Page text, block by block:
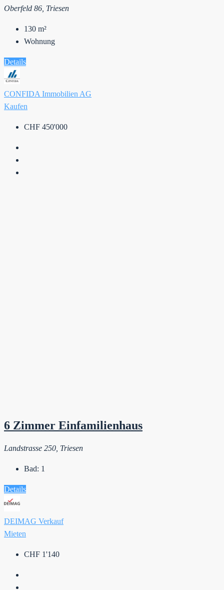
Oberfeld 86, Triesen
130 m²
Wohnung
Details
CONFIDA Immobilien AG
Kaufen
CHF 450'000
6 Zimmer Einfamilienhaus
Landstrasse 250, Triesen
Bad: 1
Details
DEIMAG Verkauf
Mieten
CHF 1'140